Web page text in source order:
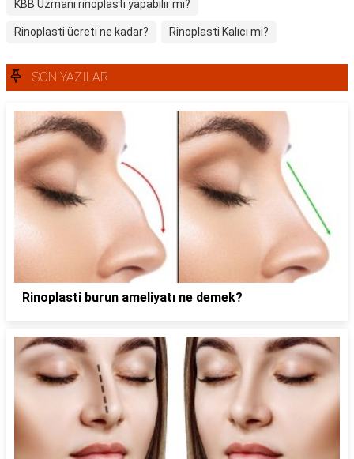
KBB Uzmanı rinoplasti yapabilir mi?
Rinoplasti ücreti ne kadar? Rinoplasti Kalıcı mi?
SON YAZILAR
Rinoplasti burun ameliyatı ne demek?